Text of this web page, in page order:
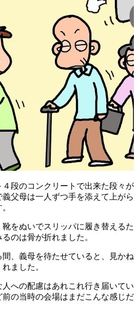
段のコンクリートで出来た段々が
父母は一人ずつ手を添えて上がら
をぬいでスリッパに履き替えるた
のは骨が折れました。
、義母を待たせていると、見かね
ました。
への配慮はあれこれ行き届いてい
の当時の会場はまだこんな感じだ